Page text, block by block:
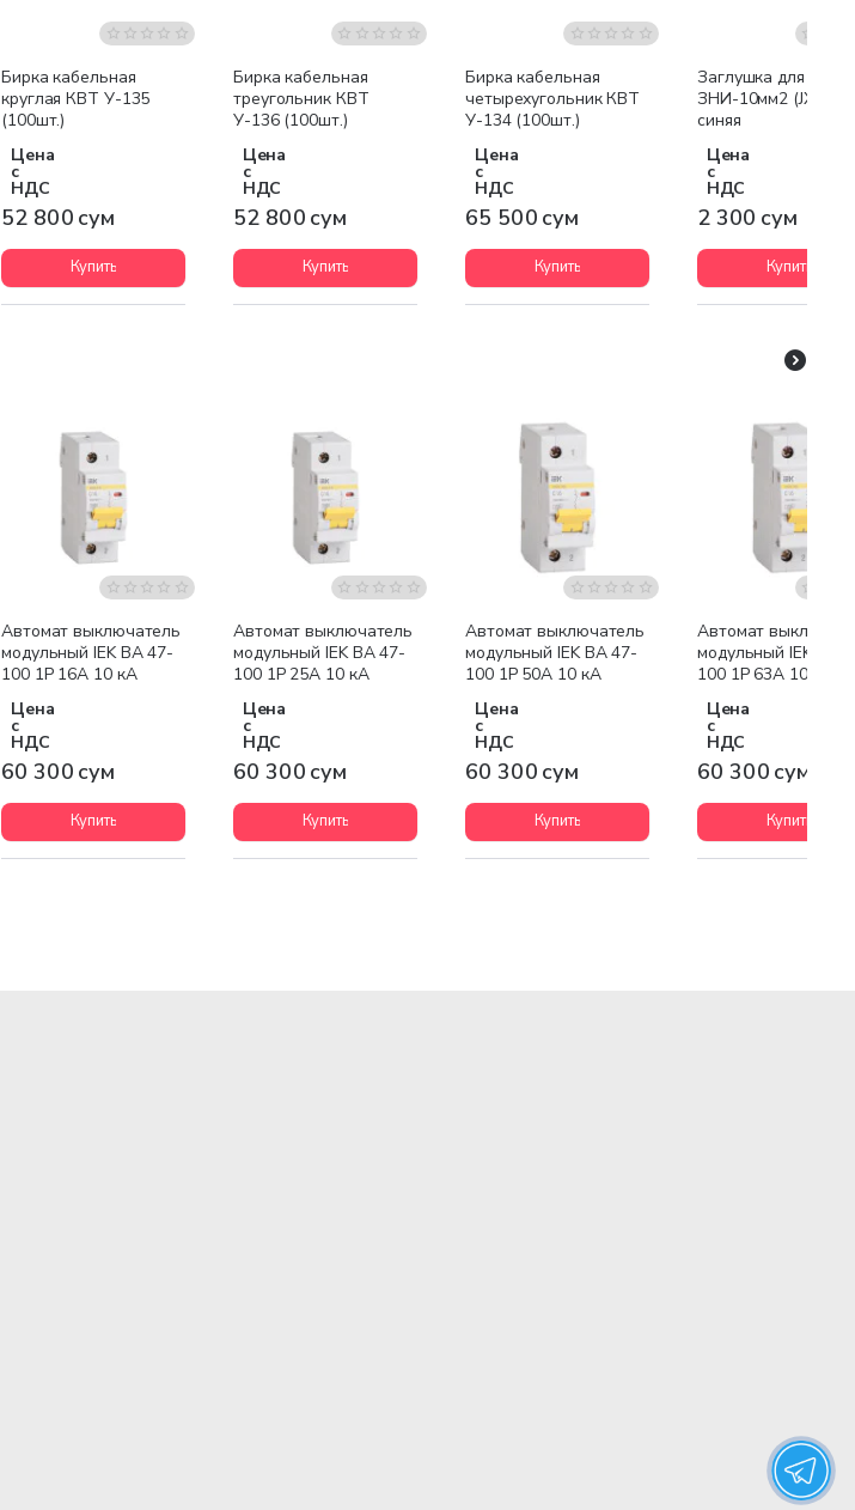
Бирка кабельная
круглая КВТ У-135
(100шт.)
Цена
с
НДС
52 800 сум
Купить
Бирка кабельная
треугольник КВТ
У-136 (100шт.)
Цена
с
НДС
52 800 сум
Купить
Бирка кабельная
четырехугольник КВТ
У-134 (100шт.)
Цена
с
НДС
65 500 сум
Купить
Заглушка для IEK
ЗНИ-10мм2
синяя
Цена
с
НДС
2 300 сум
Купить
Автомат выключатель
модульный IEK ВА 47-
100 1P 16А 10 кА
Цена
с
НДС
60 300 сум
Купить
Автомат выключатель
модульный IEK ВА 47-
100 1P 25А 10 кА
Цена
с
НДС
60 300 сум
Купить
Автомат выключатель
модульный IEK ВА 47-
100 1P 50А 10 кА
Цена
с
НДС
60 300 сум
Купить
Автомат
модульный IEK ВА
100 1P 63А 10 кА
Цена
с
НДС
60 300 сум
Купить